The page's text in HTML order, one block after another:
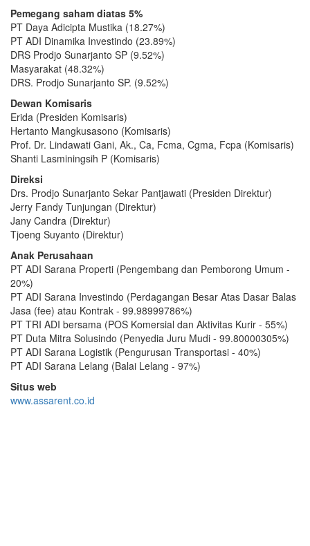
Pemegang saham diatas 5%
PT Daya Adicipta Mustika (18.27%)
PT ADI Dinamika Investindo (23.89%)
DRS Prodjo Sunarjanto SP (9.52%)
Masyarakat (48.32%)
DRS. Prodjo Sunarjanto SP. (9.52%)
Dewan Komisaris
Erida (Presiden Komisaris)
Hertanto Mangkusasono (Komisaris)
Prof. Dr. Lindawati Gani, Ak., Ca, Fcma, Cgma, Fcpa (Komisaris)
Shanti Lasminingsih P (Komisaris)
Direksi
Drs. Prodjo Sunarjanto Sekar Pantjawati (Presiden Direktur)
Jerry Fandy Tunjungan (Direktur)
Jany Candra (Direktur)
Tjoeng Suyanto (Direktur)
Anak Perusahaan
PT ADI Sarana Properti (Pengembang dan Pemborong Umum -
20%)
PT ADI Sarana Investindo (Perdagangan Besar Atas Dasar Balas
Jasa (fee) atau Kontrak - 99.98999786%)
PT TRI ADI bersama (POS Komersial dan Aktivitas Kurir - 55%)
PT Duta Mitra Solusindo (Penyedia Juru Mudi - 99.80000305%)
PT ADI Sarana Logistik (Pengurusan Transportasi - 40%)
PT ADI Sarana Lelang (Balai Lelang - 97%)
Situs web
www.assarent.co.id